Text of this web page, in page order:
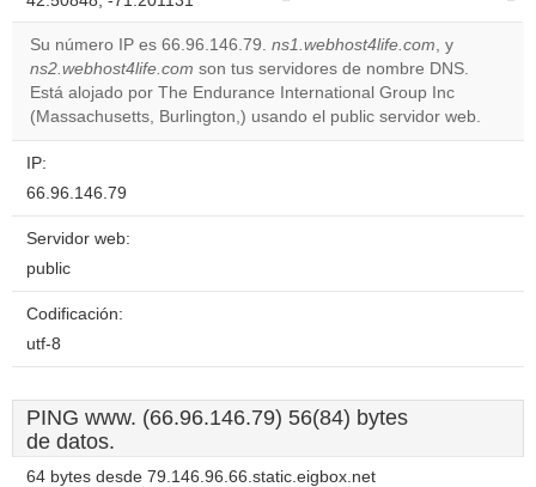
Do you
website?
OK
Su número IP es 66.96.146.79. ns1.webhost4life.com, y
ns2.webhost4life.com son tus servidores de nombre DNS.
Está alojado por The Endurance International Group Inc
(Massachusetts, Burlington,) usando el public servidor web.
IP:
66.96.146.79
Servidor web:
public
Codificación:
utf-8
PING www. (66.96.146.79) 56(84) bytes
de datos.
64 bytes desde 79.146.96.66.static.eigbox.net